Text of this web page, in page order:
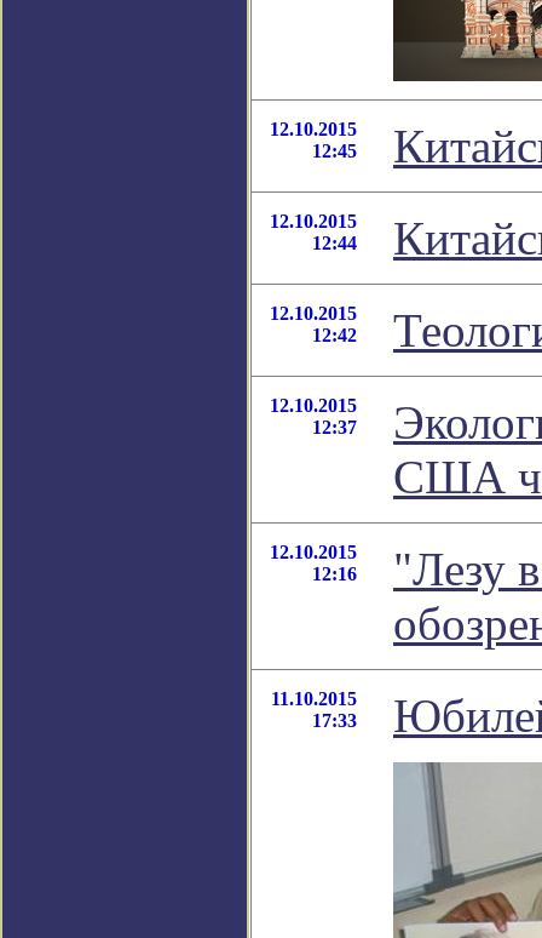
12.10.2015
12:45
12.10.2015
12:44
12.10.2015
12:42
12.10.2015
12:37
США
12.10.2015
12:16
"Лезу
11.10.2015
17:33